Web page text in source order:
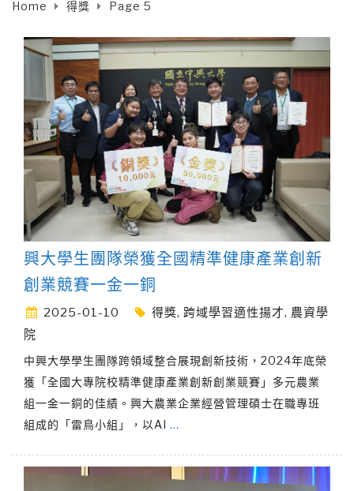
Home 得獎 Page 5
興大學生團隊榮獲全國精準健康產業創新
創業競賽一金一銅
2025-01-10 得獎, 跨域學習適性揚才, 農資學
院
中興大學學生團隊跨領域整合展現創新技術，2024年底榮
獲「全國大專院校精準健康產業創新創業競賽」多元農業
組一金一銅的佳績。興大農業企業經營管理碩士在職專班
組成的「雷鳥小組」，以AI …